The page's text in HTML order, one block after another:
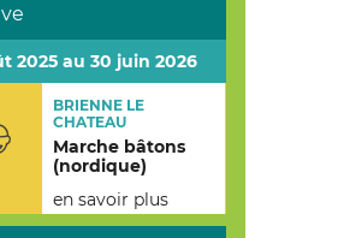
2025 au 30 juin 2026
BRIENNE LE
CHATEAU
Marche bâtons
(nordique)
en savoir plus